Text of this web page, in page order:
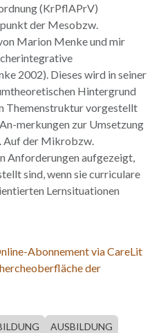
(KrPflAPrV)
der Mesobzw.
Marion Menke und mir
2002). Dieses wird in seiner
Hintergrund
Themenstruktur vorgestellt
merkungen zur Umsetzung
Auf der Mikrobzw.
Anforderungen aufgezeigt,
sind, wenn sie curriculare
Lernsituationen
Abonnement via CareLit
der
AUSBILDUNG